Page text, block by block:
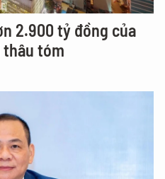
2.900 tỷ đồng của
tóm